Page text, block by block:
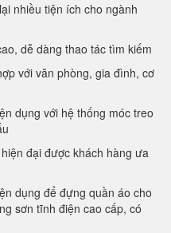
nhiều tiện ích cho ngành
dễ dàng thao tác tìm kiếm
với văn phòng, gia đình, cơ
dụng với hệ thống móc treo
đại được khách hàng ưa
dụng để đựng quần áo cho
sơn tĩnh điện cao cấp, có